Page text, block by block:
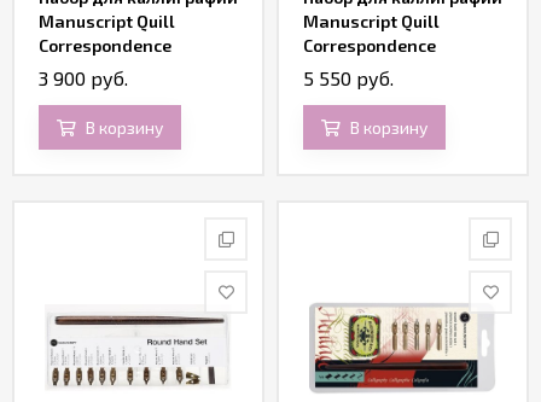
Manuscript Quill
Correspondence
3 900 руб.
В корзину
Manuscript Quill
Correspondence
MSH435QCS
5 550 руб.
В корзину